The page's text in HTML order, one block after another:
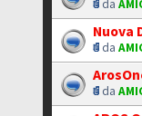
da
Nuova
da
da